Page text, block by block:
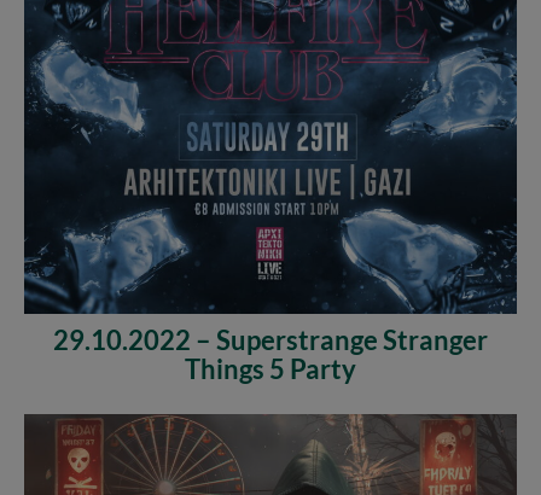
29.10.2022 – Superstrange Stranger
Things 5 Party